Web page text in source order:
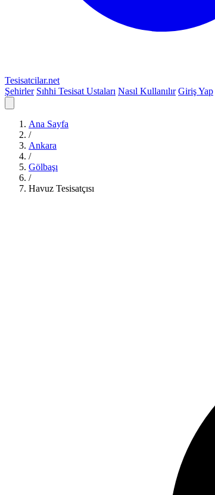
Tesisatcilar.net
Şehirler Sıhhi Tesisat Ustaları Nasıl Kullanılır Giriş Yap
Ana Sayfa
/
Ankara
/
Gölbaşı
/
Havuz Tesisatçısı